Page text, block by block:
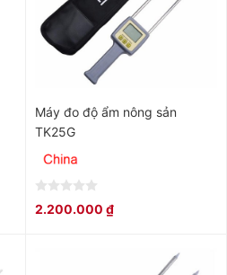
Máy đo độ ẩm nông sản
TK25G
0
out
2.200.000 ₫